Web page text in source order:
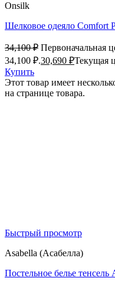
Onsilk
Шелковое одеяло Comfort
34,100₽ Первоначальная
34,100 ₽.30,690 ₽Текущая
Купить
Этот товар имеет
на странице товара.
Быстрый просмотр
Asabella (Асабелла)
Постельное белье тенсель